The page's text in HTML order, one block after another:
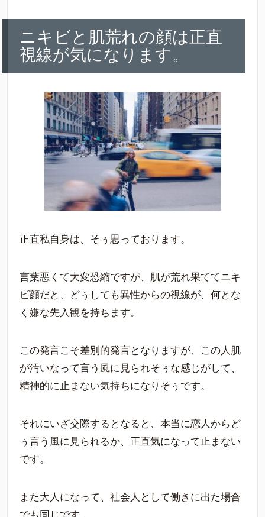
ニキビと肌荒れの顔は正直
視線が気になります。
正直私自身は、そぅ思っております。
言葉悪くて大変恐縮ですが、肌が荒れ果ててニキ
ビ顔だと、どぅしても異性からの視線が、何とな
く嫌な先入観を持ちます。
この発言こそ差別的発言となりますが、この人肌
が汚いなって言う風に見られそぅな感じがして、
精神的に止まない気持ちになりそぅです。
それにいざ交際するとなると、本当に恋人からど
ぅ言う風に見られるか、正直気になって止まない
です。
また大人になって、社会人として働きに出た場合